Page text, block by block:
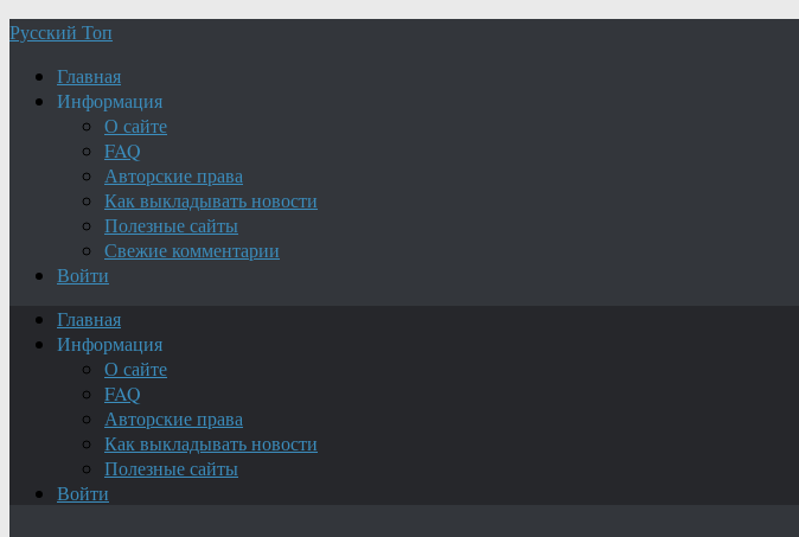
Русский Топ
Главная
Информация
О сайте
FAQ
Авторские права
Как выкладывать новости
Полезные сайты
Свежие комментарии
Войти
Главная
Информация
О сайте
FAQ
Авторские права
Как выкладывать новости
Полезные сайты
Войти